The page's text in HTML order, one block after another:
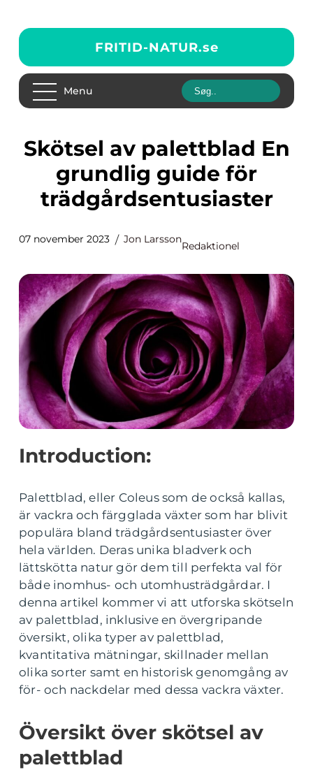
FRITID-NATUR.se
Menu
Skötsel av palettblad En
grundlig guide för
trädgårdsentusiaster
07 november 2023 Jon Larsson
Redaktionel
Introduction:
Palettblad, eller Coleus som de också kallas,
är vackra och färgglada växter som har blivit
populära bland trädgårdsentusiaster över
hela världen. Deras unika bladverk och
lättskötta natur gör dem till perfekta val för
både inomhus- och utomhusträdgårdar. I
denna artikel kommer vi att utforska skötseln
av palettblad, inklusive en övergripande
översikt, olika typer av palettblad,
kvantitativa mätningar, skillnader mellan
olika sorter samt en historisk genomgång av
för- och nackdelar med dessa vackra växter.
Översikt över skötsel av
palettblad